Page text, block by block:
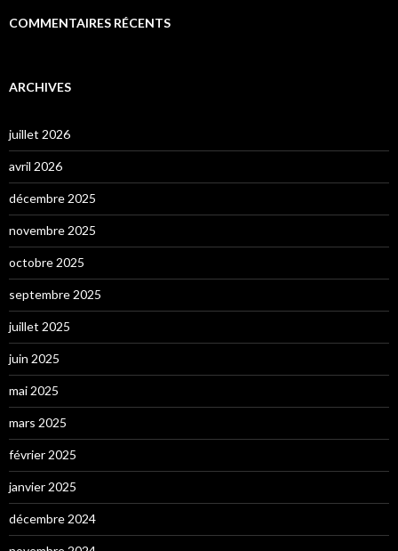
COMMENTAIRES RÉCENTS
ARCHIVES
juillet 2026
avril 2026
décembre 2025
novembre 2025
octobre 2025
septembre 2025
juillet 2025
juin 2025
mai 2025
mars 2025
février 2025
janvier 2025
décembre 2024